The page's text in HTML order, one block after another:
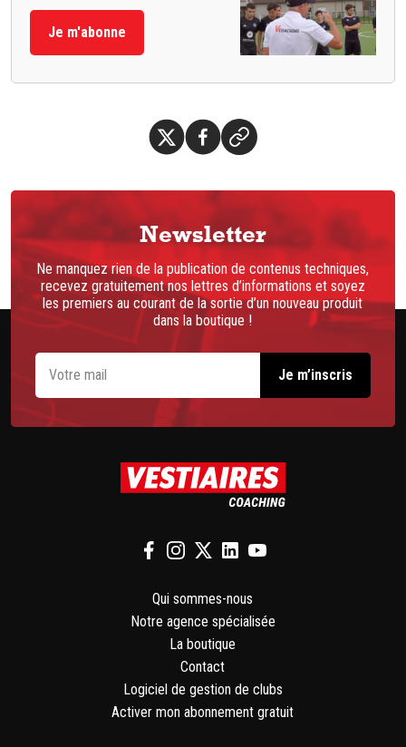
Je m'abonne
Newsletter
Ne manquez rien de la publication de contenus techniques,
recevez gratuitement nos lettres d’informations et soyez
les premiers au courant de la sortie d’un nouveau produit
dans la boutique !
Qui sommes-nous
Notre agence spécialisée
La boutique
Contact
Logiciel de gestion de clubs
Activer mon abonnement gratuit